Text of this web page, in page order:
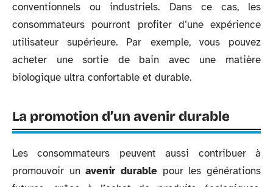
conventionnels ou industriels. Dans ce cas, les
consommateurs pourront profiter d’une expérience
utilisateur supérieure. Par exemple, vous pouvez
acheter une sortie de bain avec une matière
biologique ultra confortable et durable.
La promotion d’un avenir durable
Les consommateurs peuvent aussi contribuer à
promouvoir unavenir durable pour les générations